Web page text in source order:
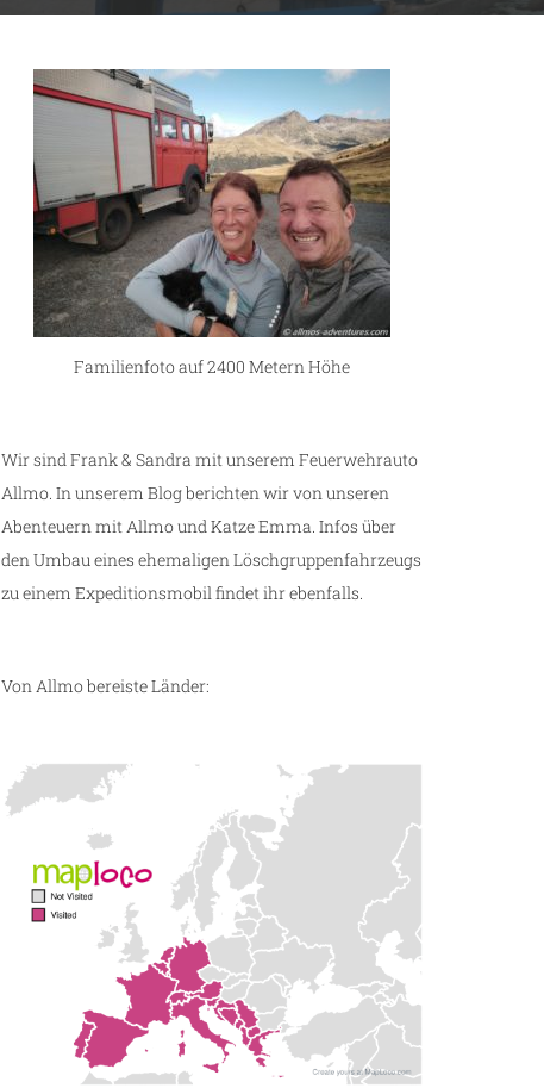
Familienfoto auf 2400 Metern Höhe
Wir sind Frank & Sandra mit unserem Feuerwehrauto
Allmo. In unserem Blog berichten wir von unseren
Abenteuern mit Allmo und Katze Emma. Infos über
den Umbau eines ehemaligen Löschgruppenfahrzeugs
zu einem Expeditionsmobil findet ihr ebenfalls.
Von Allmo bereiste Länder: